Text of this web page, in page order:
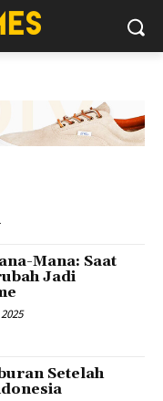
Mana: Saat
Jadi
Setelah